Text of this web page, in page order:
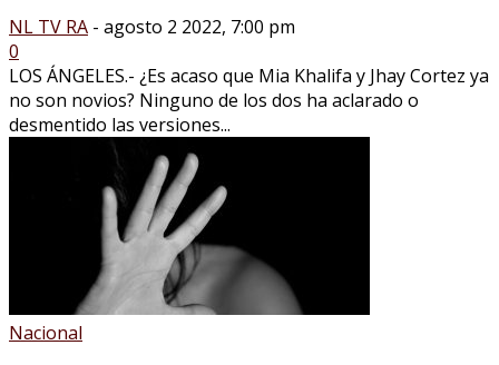
NL TV RA - agosto 2 2022, 7:00 pm
0
LOS ÁNGELES.- ¿Es acaso que Mia Khalifa y Jhay Cortez ya
no son novios? Ninguno de los dos ha aclarado o
desmentido las versiones...
Nacional